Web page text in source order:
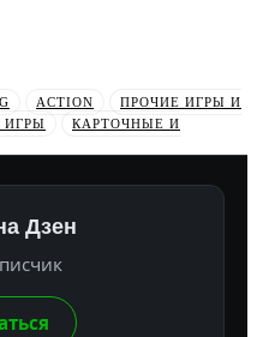
ACTION
ПРОЧИЕ ИГРЫ И
ИГРЫ
КАРТОЧНЫЕ И
Дзен